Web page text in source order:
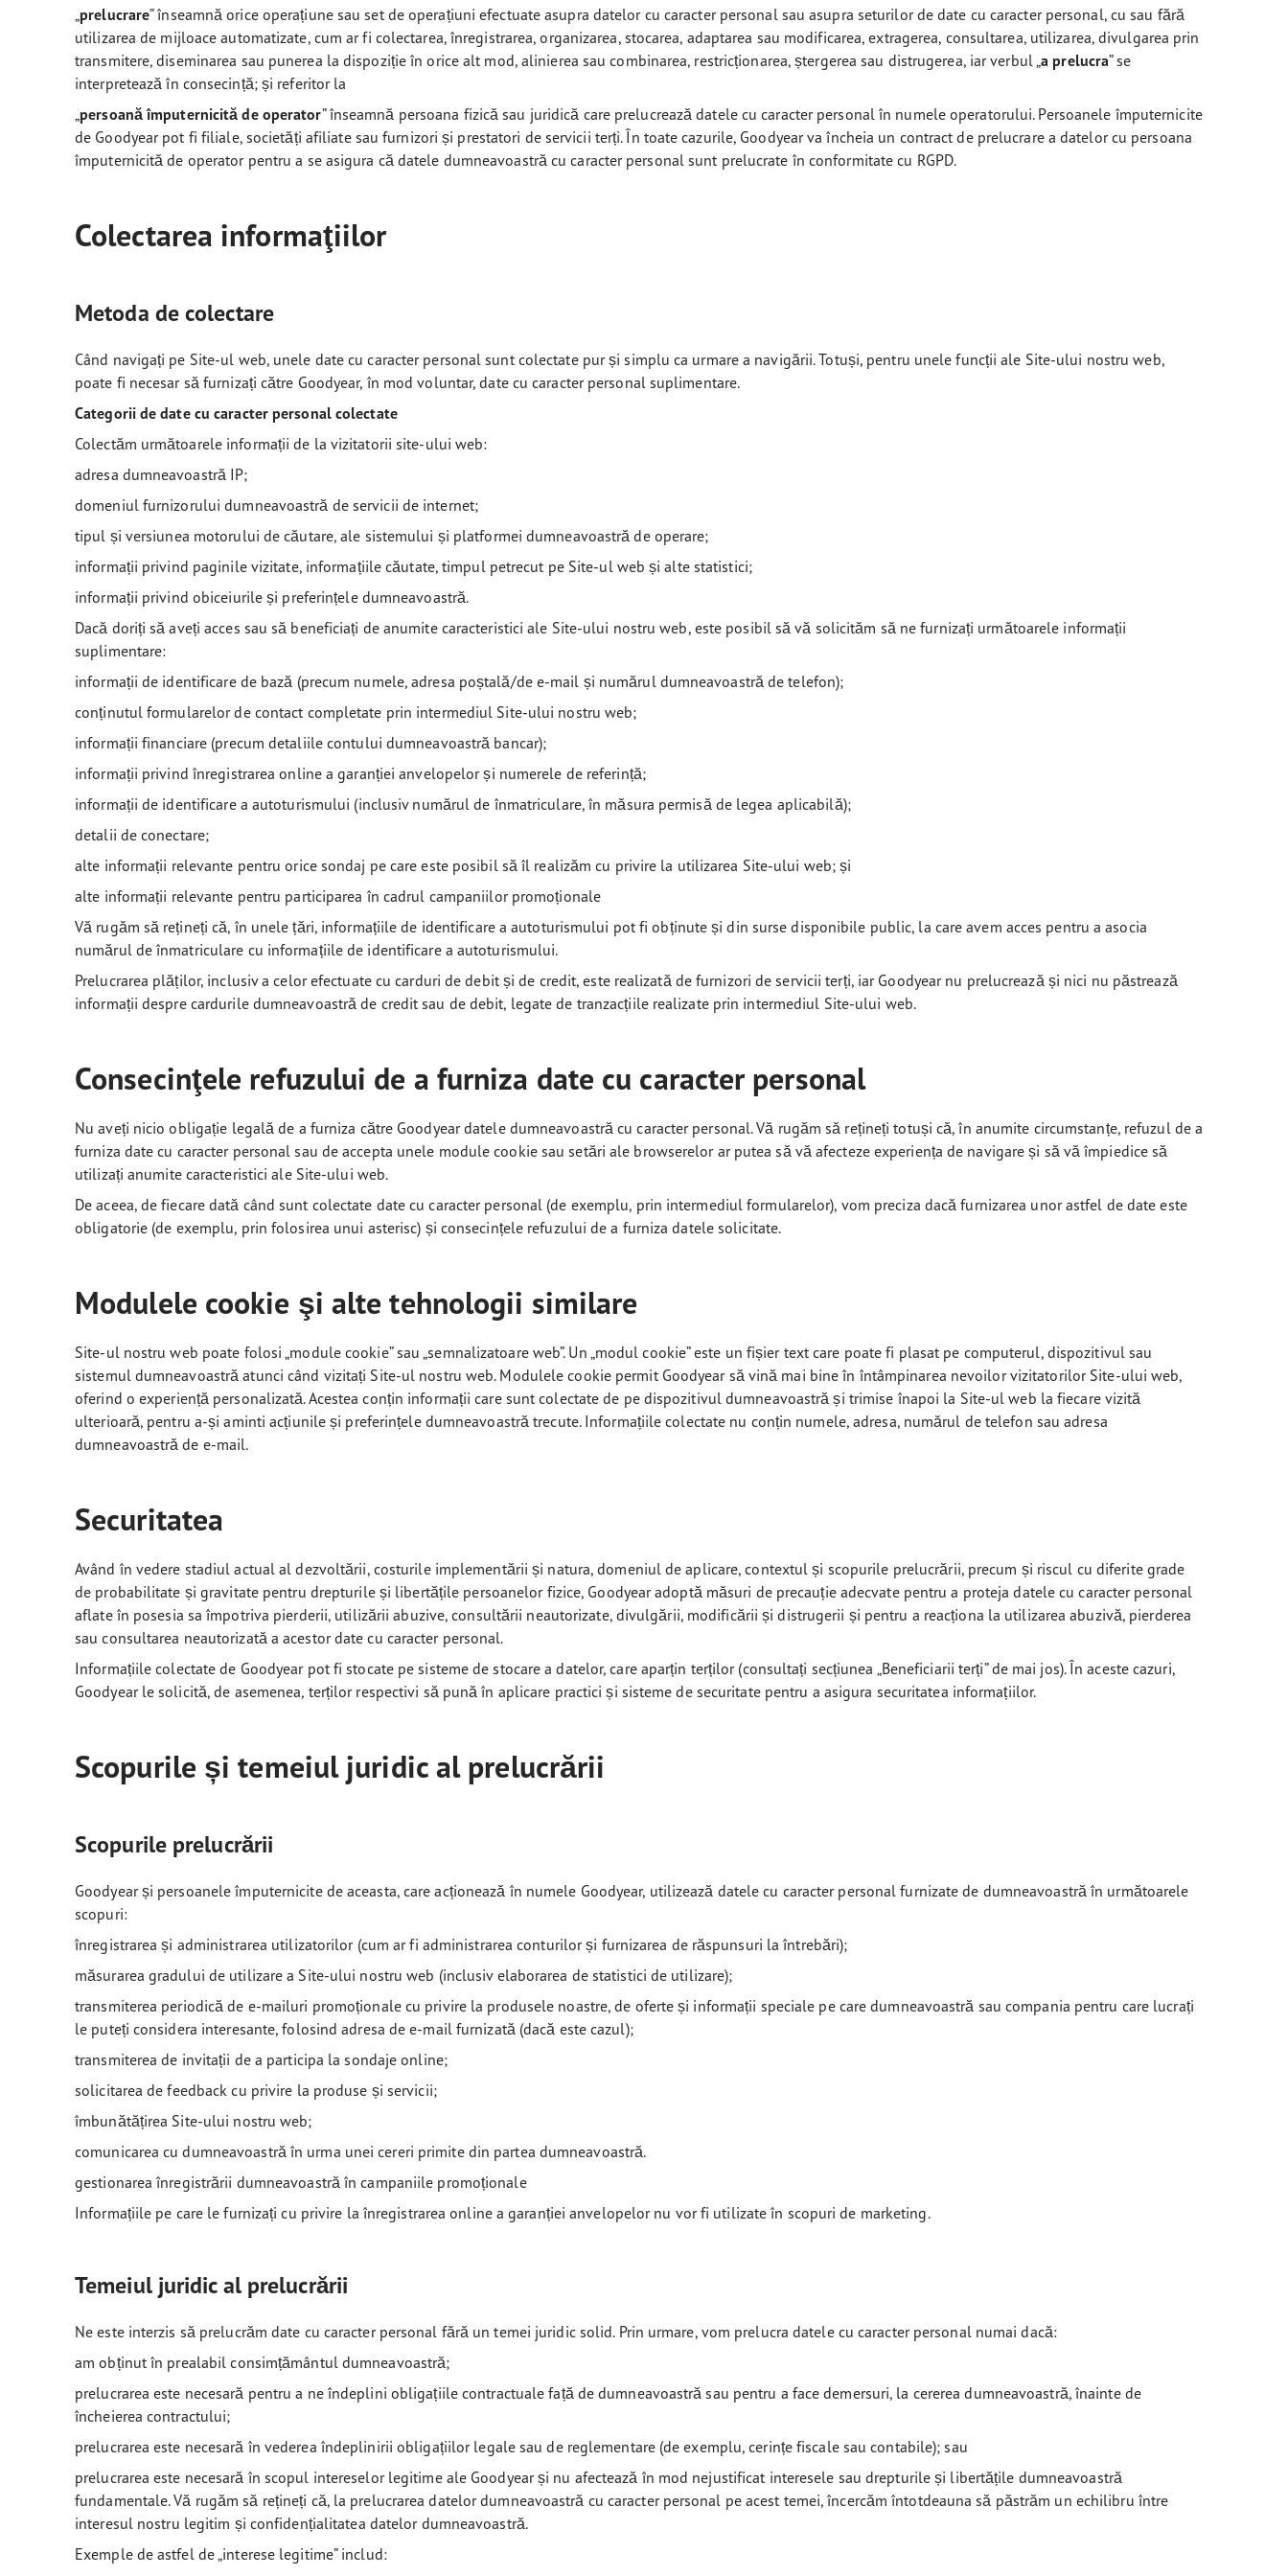
„prelucrare” înseamnă orice operațiune sau set de operațiuni efectuate asupra datelor cu caracter personal sau asupra seturilor de date cu caracter personal, cu sau fără
utilizarea de mijloace automatizate, cum ar fi colectarea, înregistrarea, organizarea, stocarea, adaptarea sau modificarea, extragerea, consultarea, utilizarea, divulgarea prin
transmitere, diseminarea sau punerea la dispoziție în orice alt mod, alinierea sau combinarea, restricționarea, ștergerea sau distrugerea, iar verbul „a prelucra” se
interpretează în consecință; și referitor la
„persoană împuternicită de operator” înseamnă persoana fizică sau juridică care prelucrează datele cu caracter personal în numele operatorului. Persoanele împuternicite
de Goodyear pot fi filiale, societăți afiliate sau furnizori și prestatori de servicii terți. În toate cazurile, Goodyear va încheia un contract de prelucrare a datelor cu persoana
împuternicită de operator pentru a se asigura că datele dumneavoastră cu caracter personal sunt prelucrate în conformitate cu RGPD.
Colectarea informaţiilor
Metoda de colectare
Când navigați pe Site-ul web, unele date cu caracter personal sunt colectate pur și simplu ca urmare a navigării. Totuși, pentru unele funcții ale Site-ului nostru web,
poate fi necesar să furnizați către Goodyear, în mod voluntar, date cu caracter personal suplimentare.
Categorii de date cu caracter personal colectate
Colectăm următoarele informații de la vizitatorii site-ului web:
adresa dumneavoastră IP;
domeniul furnizorului dumneavoastră de servicii de internet;
tipul și versiunea motorului de căutare, ale sistemului și platformei dumneavoastră de operare;
informații privind paginile vizitate, informațiile căutate, timpul petrecut pe Site-ul web și alte statistici;
informații privind obiceiurile și preferințele dumneavoastră.
Dacă doriți să aveți acces sau să beneficiați de anumite caracteristici ale Site-ului nostru web, este posibil să vă solicităm să ne furnizați următoarele informații
suplimentare:
informații de identificare de bază (precum numele, adresa poștală/de e-mail și numărul dumneavoastră de telefon);
conținutul formularelor de contact completate prin intermediul Site-ului nostru web;
informații financiare (precum detaliile contului dumneavoastră bancar);
informații privind înregistrarea online a garanției anvelopelor și numerele de referință;
informații de identificare a autoturismului (inclusiv numărul de înmatriculare, în măsura permisă de legea aplicabilă);
detalii de conectare;
alte informații relevante pentru orice sondaj pe care este posibil să îl realizăm cu privire la utilizarea Site-ului web; și
alte informații relevante pentru participarea în cadrul campaniilor promoționale
Vă rugăm să rețineți că, în unele țări, informațiile de identificare a autoturismului pot fi obținute și din surse disponibile public, la care avem acces pentru a asocia
numărul de înmatriculare cu informațiile de identificare a autoturismului.
Prelucrarea plăților, inclusiv a celor efectuate cu carduri de debit și de credit, este realizată de furnizori de servicii terți, iar Goodyear nu prelucrează și nici nu păstrează
informații despre cardurile dumneavoastră de credit sau de debit, legate de tranzacțiile realizate prin intermediul Site-ului web.
Consecinţele refuzului de a furniza date cu caracter personal
Nu aveți nicio obligație legală de a furniza către Goodyear datele dumneavoastră cu caracter personal. Vă rugăm să rețineți totuși că, în anumite circumstanțe, refuzul de a
furniza date cu caracter personal sau de accepta unele module cookie sau setări ale browserelor ar putea să vă afecteze experiența de navigare și să vă împiedice să
utilizați anumite caracteristici ale Site-ului web.
De aceea, de fiecare dată când sunt colectate date cu caracter personal (de exemplu, prin intermediul formularelor), vom preciza dacă furnizarea unor astfel de date este
obligatorie (de exemplu, prin folosirea unui asterisc) și consecințele refuzului de a furniza datele solicitate.
Modulele cookie şi alte tehnologii similare
Site-ul nostru web poate folosi „module cookie” sau „semnalizatoare web”. Un „modul cookie” este un fișier text care poate fi plasat pe computerul, dispozitivul sau
sistemul dumneavoastră atunci când vizitați Site-ul nostru web. Modulele cookie permit Goodyear să vină mai bine în întâmpinarea nevoilor vizitatorilor Site-ului web,
oferind o experiență personalizată. Acestea conțin informații care sunt colectate de pe dispozitivul dumneavoastră și trimise înapoi la Site-ul web la fiecare vizită
ulterioară, pentru a-și aminti acțiunile și preferințele dumneavoastră trecute. Informațiile colectate nu conțin numele, adresa, numărul de telefon sau adresa
dumneavoastră de e-mail.
Securitatea
Având în vedere stadiul actual al dezvoltării, costurile implementării și natura, domeniul de aplicare, contextul și scopurile prelucrării, precum și riscul cu diferite grade
de probabilitate și gravitate pentru drepturile și libertățile persoanelor fizice, Goodyear adoptă măsuri de precauție adecvate pentru a proteja datele cu caracter personal
aflate în posesia sa împotriva pierderii, utilizării abuzive, consultării neautorizate, divulgării, modificării și distrugerii și pentru a reacționa la utilizarea abuzivă, pierderea
sau consultarea neautorizată a acestor date cu caracter personal.
Informațiile colectate de Goodyear pot fi stocate pe sisteme de stocare a datelor, care aparțin terților (consultați secțiunea „Beneficiarii terți” de mai jos). În aceste cazuri,
Goodyear le solicită, de asemenea, terților respectivi să pună în aplicare practici și sisteme de securitate pentru a asigura securitatea informațiilor.
Scopurile și temeiul juridic al prelucrării
Scopurile prelucrării
Goodyear și persoanele împuternicite de aceasta, care acționează în numele Goodyear, utilizează datele cu caracter personal furnizate de dumneavoastră în următoarele
scopuri:
înregistrarea și administrarea utilizatorilor (cum ar fi administrarea conturilor și furnizarea de răspunsuri la întrebări);
măsurarea gradului de utilizare a Site-ului nostru web (inclusiv elaborarea de statistici de utilizare);
transmiterea periodică de e-mailuri promoționale cu privire la produsele noastre, de oferte și informații speciale pe care dumneavoastră sau compania pentru care lucrați
le puteți considera interesante, folosind adresa de e-mail furnizată (dacă este cazul);
transmiterea de invitații de a participa la sondaje online;
solicitarea de feedback cu privire la produse și servicii;
îmbunătățirea Site-ului nostru web;
comunicarea cu dumneavoastră în urma unei cereri primite din partea dumneavoastră.
gestionarea înregistrării dumneavoastră în campaniile promoționale
Informațiile pe care le furnizați cu privire la înregistrarea online a garanției anvelopelor nu vor fi utilizate în scopuri de marketing.
Temeiul juridic al prelucrării
Ne este interzis să prelucrăm date cu caracter personal fără un temei juridic solid. Prin urmare, vom prelucra datele cu caracter personal numai dacă:
am obținut în prealabil consimțământul dumneavoastră;
prelucrarea este necesară pentru a ne îndeplini obligațiile contractuale față de dumneavoastră sau pentru a face demersuri, la cererea dumneavoastră, înainte de
încheierea contractului;
prelucrarea este necesară în vederea îndeplinirii obligațiilor legale sau de reglementare (de exemplu, cerințe fiscale sau contabile); sau
prelucrarea este necesară în scopul intereselor legitime ale Goodyear și nu afectează în mod nejustificat interesele sau drepturile și libertățile dumneavoastră
fundamentale. Vă rugăm să rețineți că, la prelucrarea datelor dumneavoastră cu caracter personal pe acest temei, încercăm întotdeauna să păstrăm un echilibru între
interesul nostru legitim și confidențialitatea datelor dumneavoastră.
Exemple de astfel de „interese legitime” includ: